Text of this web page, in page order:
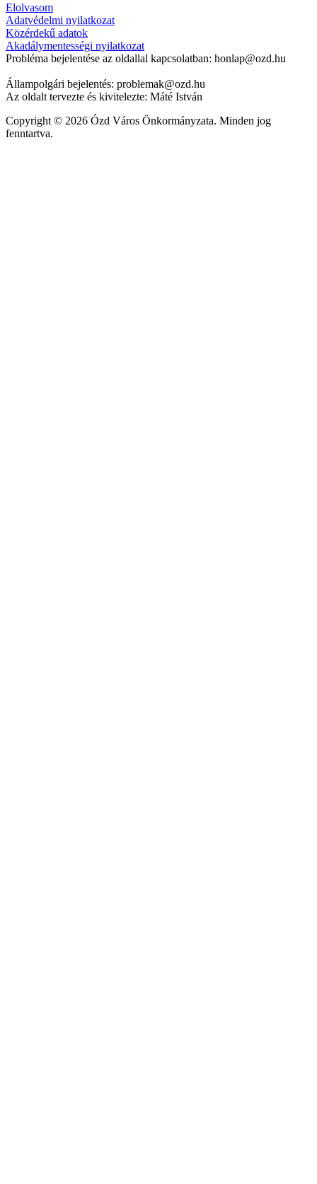
Elolvasom
Adatvédelmi nyilatkozat
Közérdekű adatok
Akadálymentességi nyilatkozat
Probléma bejelentése az oldallal kapcsolatban: honlap@ozd.hu
Állampolgári bejelentés: problemak@ozd.hu
Az oldalt tervezte és kivitelezte: Máté István
Copyright © 2026 Ózd Város Önkormányzata. Minden jog
fenntartva.